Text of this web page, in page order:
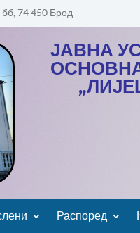
74 450 Брод
ЈАВНА
Распоред